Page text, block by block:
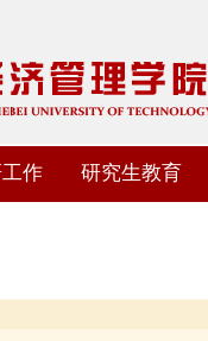
作 研究生教育